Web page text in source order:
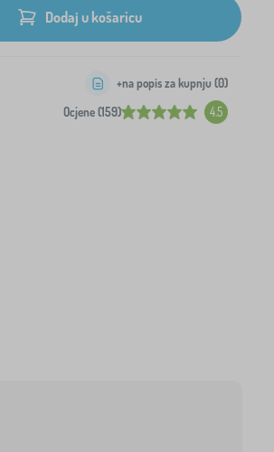
Dodaj u košaricu
Ocjene (159) 4.5
+na popis za kupnju (0)